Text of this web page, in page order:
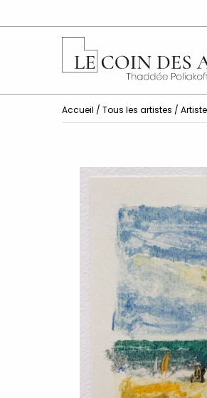
Accueil / Tous les artistes /